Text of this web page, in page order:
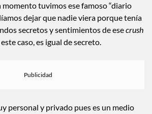
momento tuvimos ese famoso “diario
dejar que nadie viera porque tenía
secretos y sentimientos de esecrush
caso, es igual de secreto.
personal y privado pues es un medio